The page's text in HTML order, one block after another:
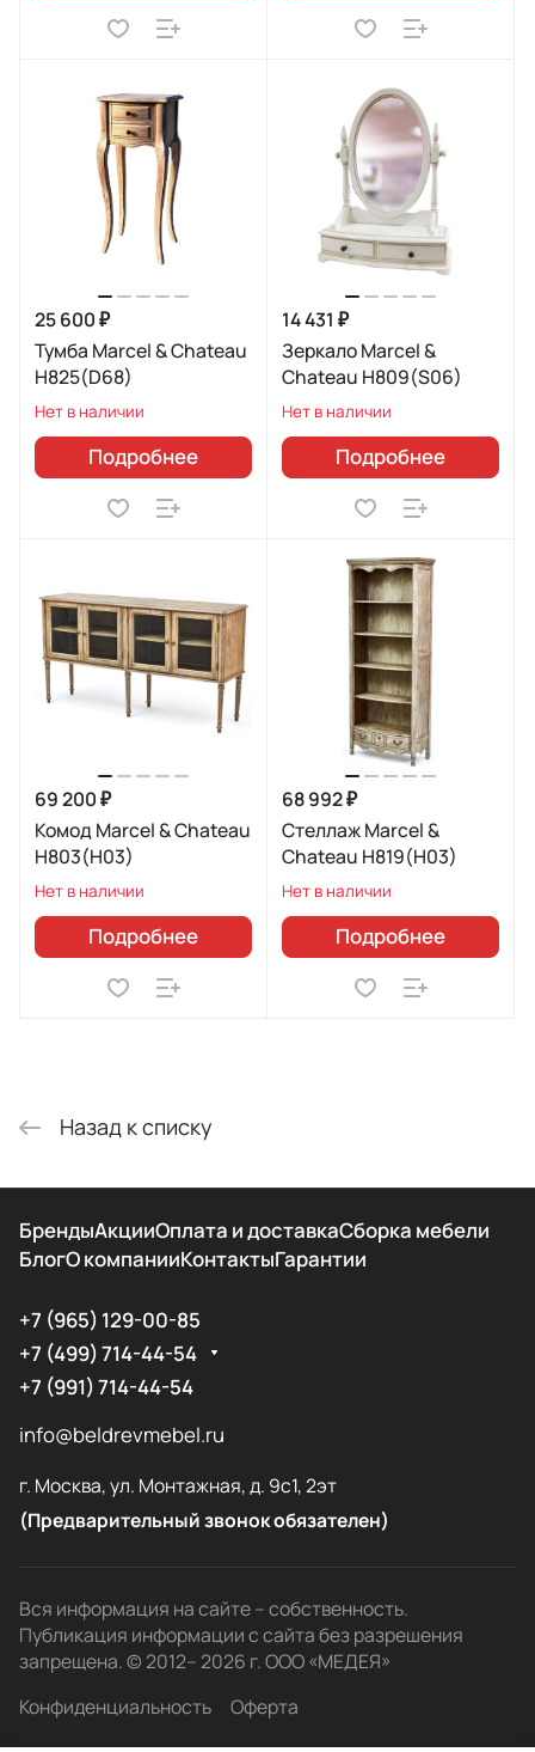
25 600 ₽
Тумба Marcel & Chateau
H825(D68)
Нет в наличии
Подробнее
14 431 ₽
Зеркало Marcel &
Chateau H809(S06)
Нет в наличии
Подробнее
69 200 ₽
Комод Marcel & Chateau
H803(H03)
Нет в наличии
Подробнее
68 992 ₽
Стеллаж Marcel &
Chateau H819(H03)
Нет в наличии
Подробнее
Назад к списку
БрендыАкцииОплата и доставкаСборка мебели
БлогО компанииКонтактыГарантии
+7 (965) 129-00-85
+7 (499) 714-44-54
+7 (991) 714-44-54
info@beldrevmebel.ru
г. Москва, ул. Монтажная, д. 9с1, 2эт
(Предварительный звонок обязателен)
Вся информация на сайте – собственность.
Публикация информации с сайта без разрешения
запрещена. © 2012– 2026 г. ООО «МЕДЕЯ»
Конфиденциальность
Оферта